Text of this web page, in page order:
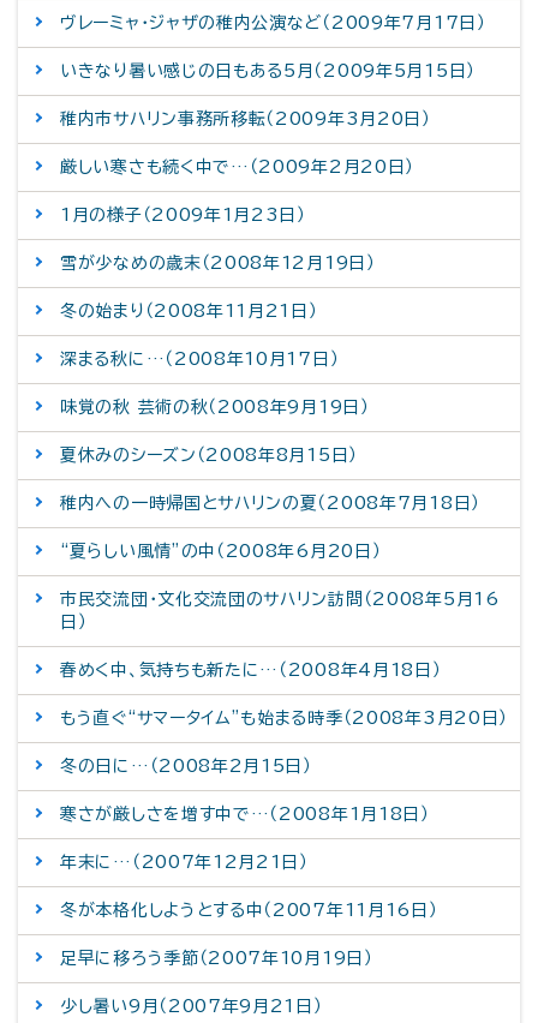
ヴレーミャ・ジャザの稚内公演など（2009年7月17日）
いきなり暑い感じの日もある5月（2009年5月15日）
稚内市サハリン事務所移転（2009年3月20日）
厳しい寒さも続く中で…（2009年2月20日）
1月の様子（2009年1月23日）
雪が少なめの歳末（2008年12月19日）
冬の始まり（2008年11月21日）
深まる秋に…（2008年10月17日）
味覚の秋 芸術の秋（2008年9月19日）
夏休みのシーズン（2008年8月15日）
稚内への一時帰国とサハリンの夏（2008年7月18日）
“夏らしい風情”の中（2008年6月20日）
市民交流団・文化交流団のサハリン訪問（2008年5月16
日）
春めく中、気持ちも新たに…（2008年4月18日）
もう直ぐ“サマータイム”も始まる時季（2008年3月20日）
冬の日に…（2008年2月15日）
寒さが厳しさを増す中で…（2008年1月18日）
年末に…（2007年12月21日）
冬が本格化しようとする中（2007年11月16日）
足早に移ろう季節（2007年10月19日）
少し暑い9月（2007年9月21日）